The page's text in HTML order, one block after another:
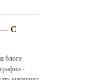
С
блоге
-